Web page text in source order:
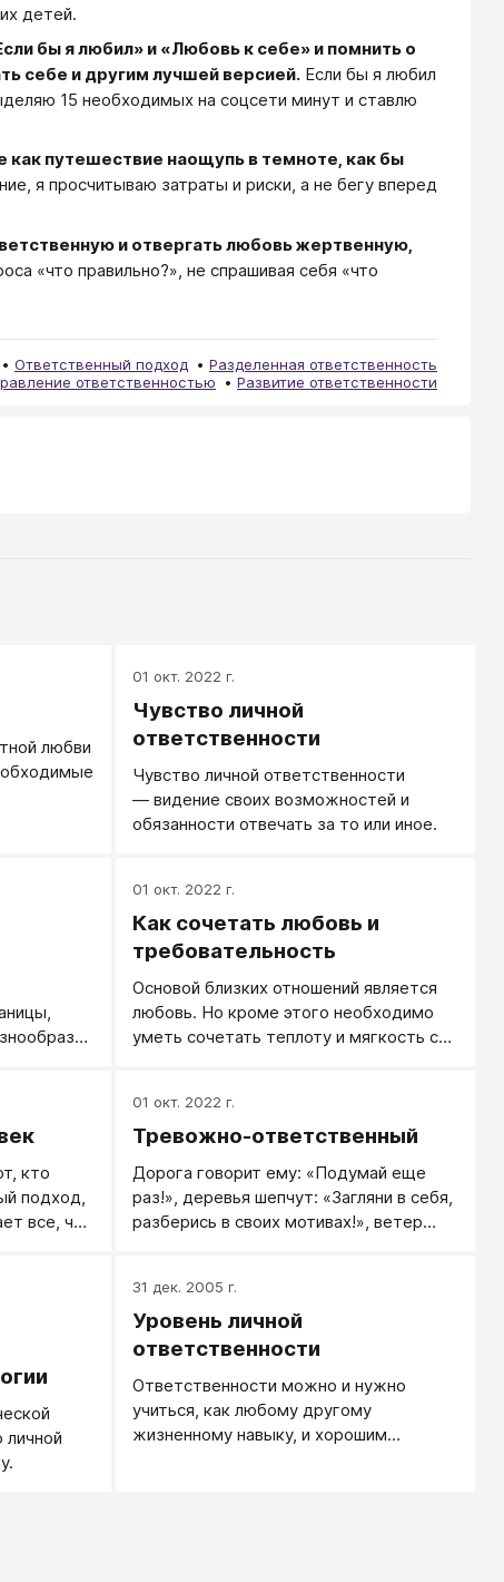
детей.
бы я любил» и «Любовь к себе» и помнить о
себе и другим лучшей версией. Если бы я любил
15 необходимых на соцсети минут и ставлю
как путешествие наощупь в темноте, как бы
я просчитываю затраты и риски, а не бегу вперед
и отвергать любовь жертвенную,
«что правильно?», не спрашивая себя «что
Ответственный подход
Разделенная ответственность
ответственностью
Развитие ответственности
любви
01 окт. 2022 г.
Чувство личной
ответственности
Чувство личной ответственности
― видение своих возможностей и
обязанности отвечать за то или иное.
01 окт. 2022 г.
Как сочетать любовь и
требовательность
Основой близких отношений является
любовь. Но кроме этого необходимо
уметь сочетать теплоту и мягкость с
шаловливый сын собирается пройти на
минутку в квартиру не снимая грязной
его, чтобы с одной стороны это было
мягко и с любовью, а с другой не
вызывало сомнений, что ваше
кто
подход,
все, что
01 окт. 2022 г.
Тревожно-ответственный
Дорога говорит ему: «Подумай еще
раз!», деревья шепчут: «Загляни в себя,
разберись в своих мотивах!», ветер
тревожного цвета, а воздух пахнет
обещанием катастрофы.
личной
31 дек. 2005 г.
Уровень личной
ответственности
Ответственности можно и нужно
учиться, как любому другому
жизненному навыку, и хорошим